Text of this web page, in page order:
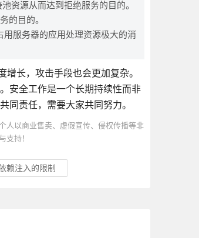
资源从而达到拒绝服务的目的。
的目的。
服务器的应用处理资源极大的消
长，攻击手段也会更加复杂。
安全工作是一个长期持续性而非
同责任，需要大家共同努力。
人以商业售卖、虚假宣传、侵权传播等非
持！
赖注入的限制